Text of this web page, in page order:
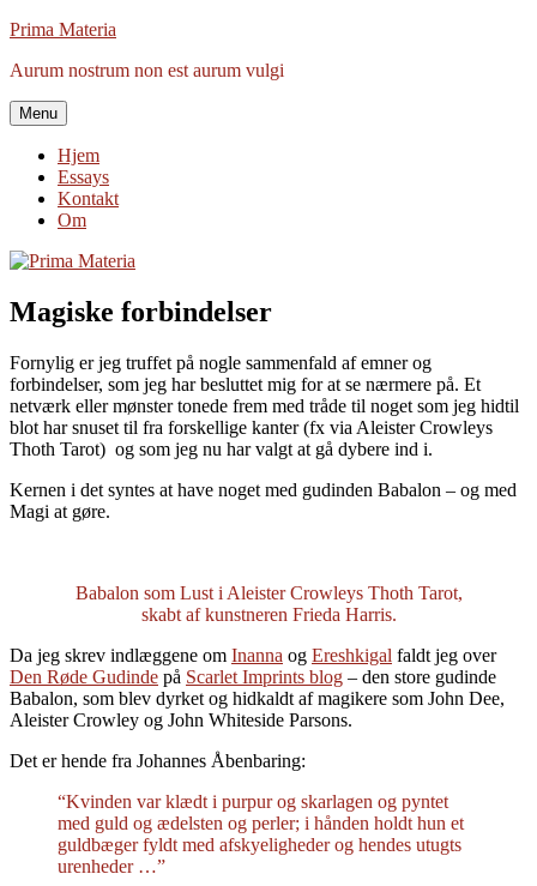
Videre
indhold
Prima Materia
Aurum nostrum non est aurum vulgi
Menu
Hjem
Essays
Kontakt
Om
Magiske forbindelser
Fornylig er jeg truffet på nogle sammenfald af emner og
forbindelser, som jeg har besluttet mig for at se nærmere på. Et
netværk eller mønster tonede frem med tråde til noget som jeg hidtil
blot har snuset til fra forskellige kanter (fx via Aleister Crowleys
Thoth Tarot) og som jeg nu har valgt at gå dybere ind i.
Kernen i det syntes at have noget med gudinden Babalon – og med
Magi at gøre.
Babalon som Lust i Aleister Crowleys Thoth Tarot,
skabt af kunstneren Frieda Harris.
Da jeg skrev indlæggene om Inanna og Ereshkigal faldt jeg over
Den Røde Gudinde på Scarlet Imprints blog – den store gudinde
Babalon, som blev dyrket og hidkaldt af magikere som John Dee,
Aleister Crowley og John Whiteside Parsons.
Det er hende fra Johannes Åbenbaring:
“Kvinden var klædt i purpur og skarlagen og pyntet
med guld og ædelsten og perler; i hånden holdt hun et
guldbæger fyldt med afskyeligheder og hendes utugts
urenheder …”